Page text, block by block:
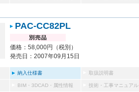
PAC-CC82PL
価格：58,000円（税別）
発売日：2007年09月15日
納入仕様書 取扱説明書
BIM・3DCAD・属性情報 技術・工事マニュアル